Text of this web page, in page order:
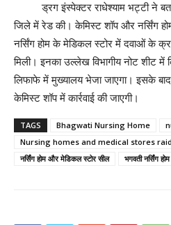
ड्रग इंस्पेक्टर राधेश्याम भट्टी ने
जिले में रेड की। केमिस्ट शॉप और नर्सिंग
नर्सिंग होम के मेडिकल स्टोर में दवाओं के
मिली। इनका उल्लेख विभागीय नोट शीट में
लिफाफे में मुख्यालय भेजा जाएगा। इसके
केमिस्ट शॉप में कार्रवाई की जाएगी।
TAGS Bhagwati Nursing Home
Nursing homes and medical stores
नर्सिंग होम और मेडिकल स्टोर सील
भगवती नर्सिंग होम